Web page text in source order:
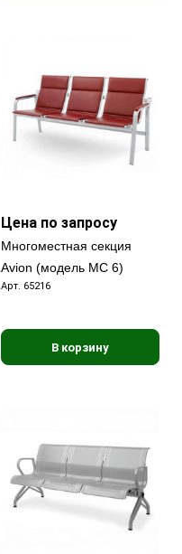
Цена по запросу
Многоместная секция
Avion (модель МС 6)
Арт. 65216
В корзину